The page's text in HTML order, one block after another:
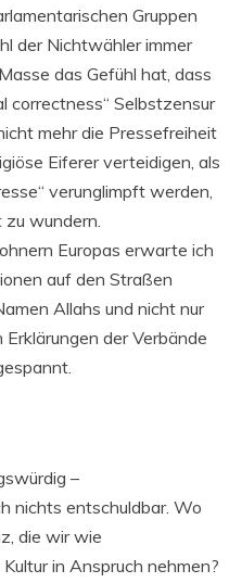
Gruppen
der Nichtwähler immer
das Gefühl hat, dass
correctness“ Selbstzensur
mehr die Pressefreiheit
Eiferer verteidigen, als
verunglimpft werden,
wundern.
Europas erwarte ich
auf den Straßen
Allahs und nicht nur
der Verbände
–
nichts entschuldbar. Wo
die wir wie
in Anspruch nehmen?